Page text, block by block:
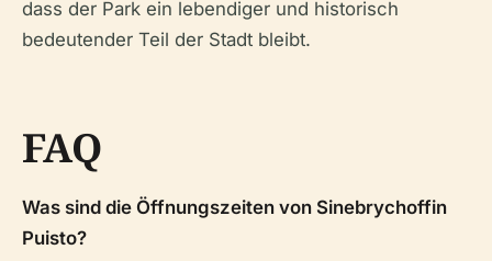
dass der Park ein lebendiger und historisch
bedeutender Teil der Stadt bleibt.
FAQ
Was sind die Öffnungszeiten von Sinebrychoffin
Puisto?